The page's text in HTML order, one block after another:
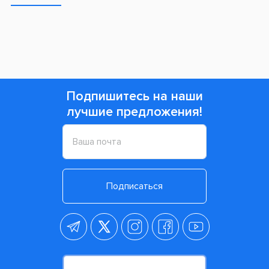
Подпишитесь на наши
лучшие предложения!
Подписаться